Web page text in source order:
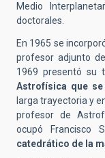
Medio
doctorales.
En 1965 se
profesor adjunto
1969 presentó su
Astrofísica que se
larga trayectoria y
profesor de
ocupó Francisco
catedrático de la